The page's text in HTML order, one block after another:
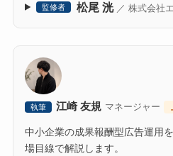
監修者 松尾 洸／ 株式会社
執筆 江崎 友規 マネージャー
中小企業の成果報酬型広告運用
場目線で解説します。